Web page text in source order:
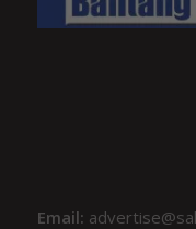
Email: